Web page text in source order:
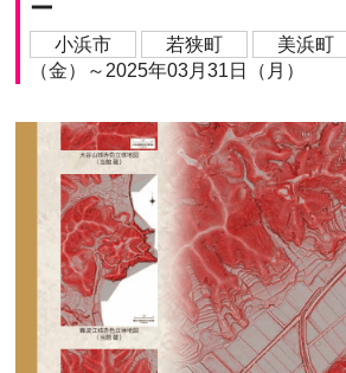
ー
小浜市 若狭町 美浜町
（金）～2025年03月31日（月）